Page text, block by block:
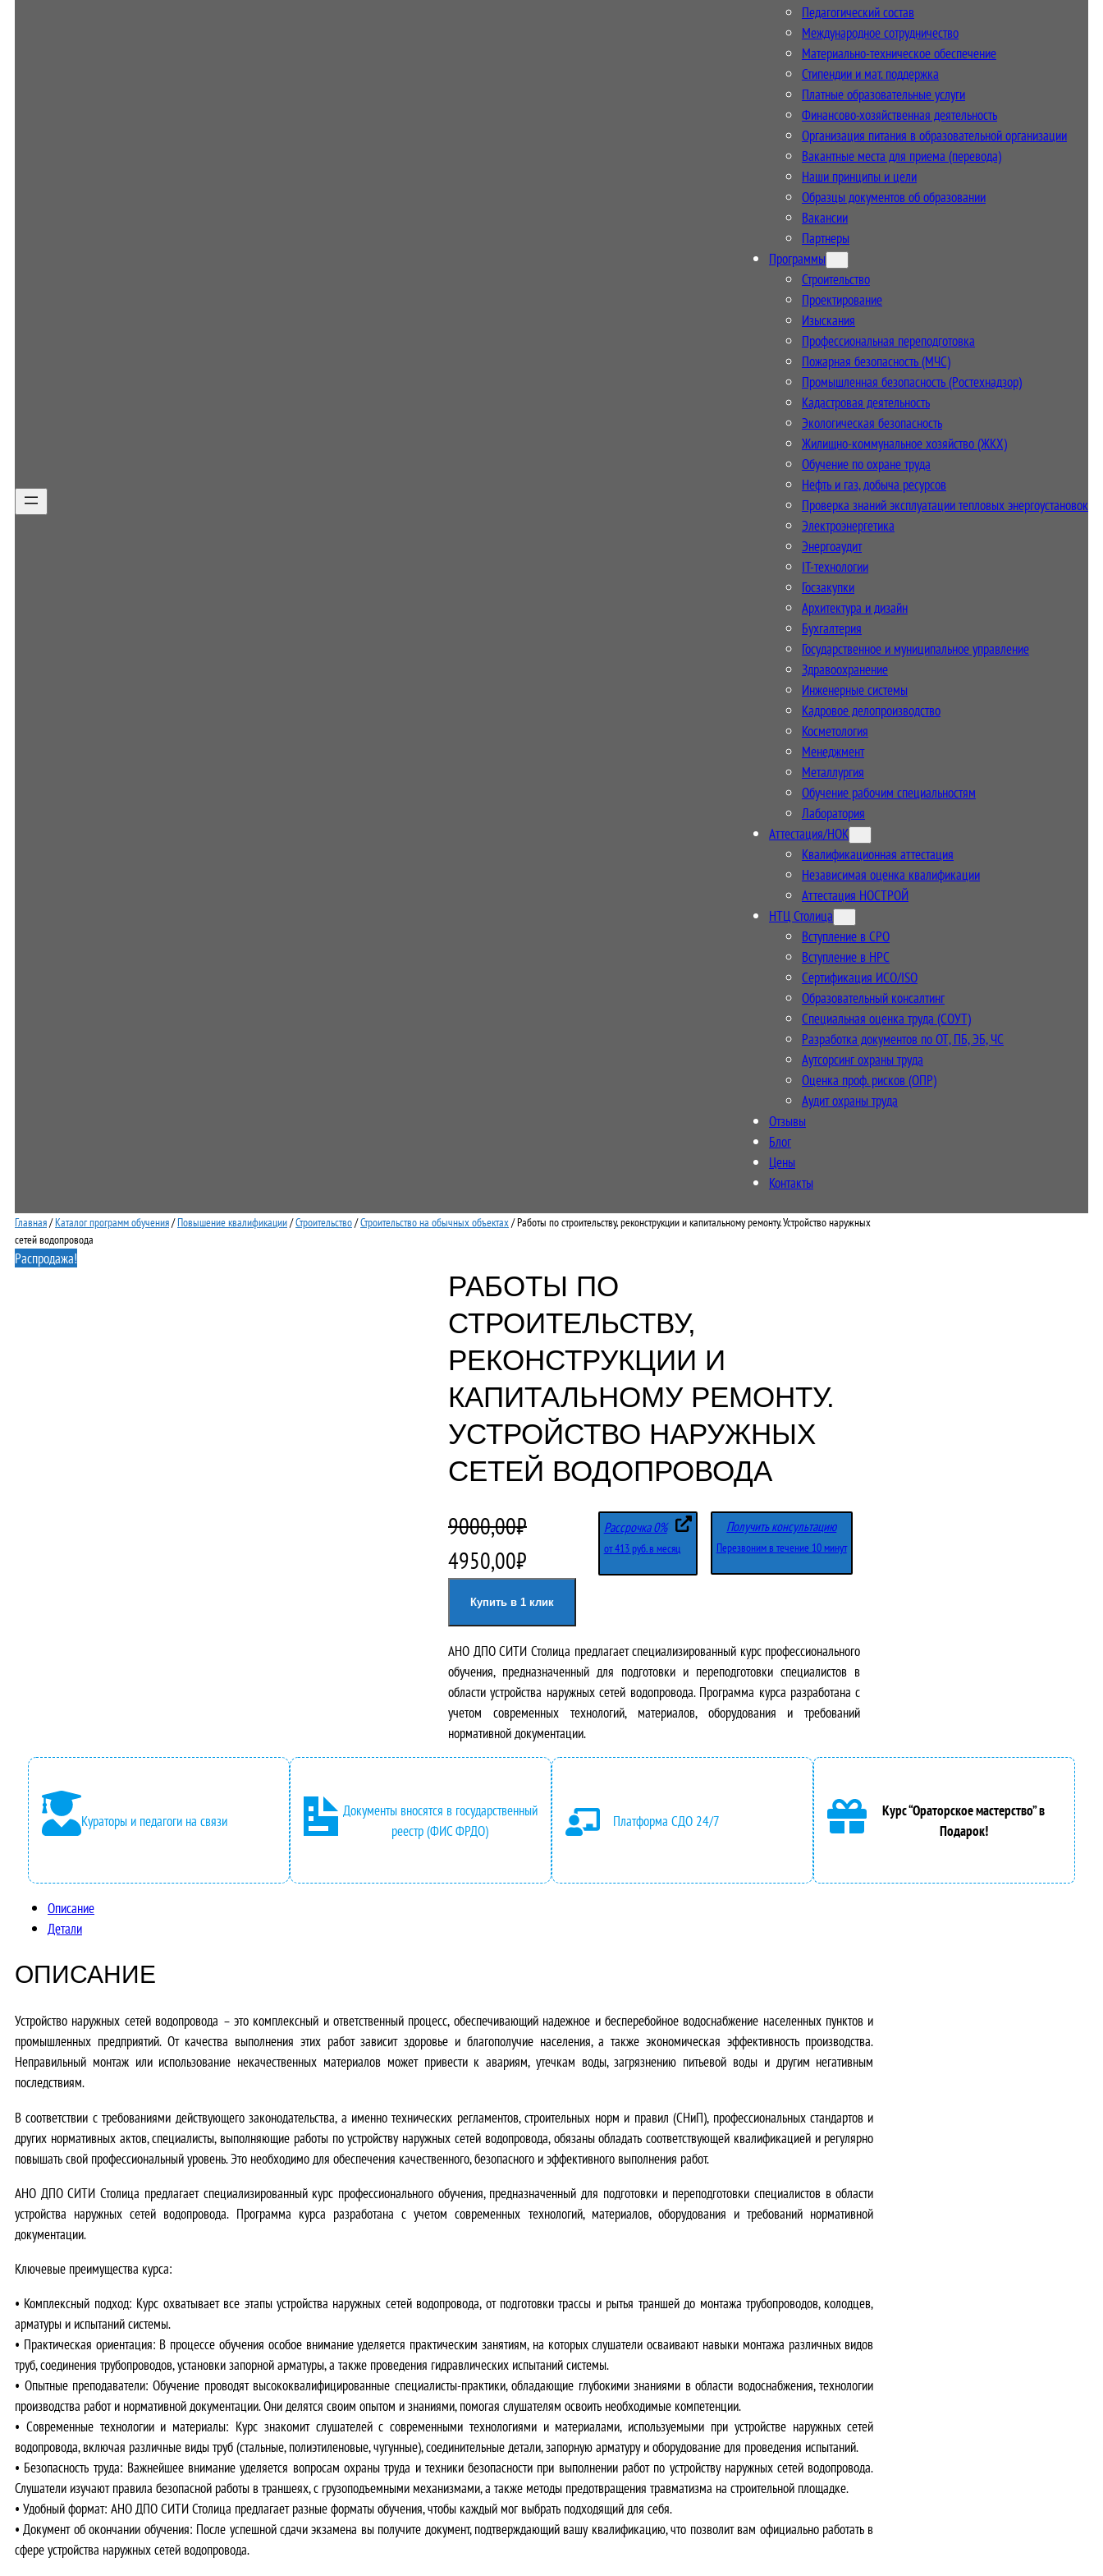
Педагогический состав
Международное сотрудничество
Материально-техническое обеспечение
Стипендии и мат. поддержка
Платные образовательные услуги
Финансово-хозяйственная деятельность
Организация питания в образовательной организации
Вакантные места для приема (перевода)
Наши принципы и цели
Образцы документов об образовании
Вакансии
Партнеры
Программы
Строительство
Проектирование
Изыскания
Профессиональная переподготовка
Пожарная безопасность (МЧС)
Промышленная безопасность (Ростехнадзор)
Кадастровая деятельность
Экологическая безопасность
Жилищно-коммунальное хозяйство (ЖКХ)
Обучение по охране труда
Нефть и газ, добыча ресурсов
Проверка знаний эксплуатации тепловых энергоустановок
Электроэнергетика
Энергоаудит
IT-технологии
Госзакупки
Архитектура и дизайн
Бухгалтерия
Государственное и муниципальное управление
Здравоохранение
Инженерные системы
Кадровое делопроизводство
Косметология
Менеджмент
Металлургия
Обучение рабочим специальностям
Лаборатория
Аттестация/НОК
Квалификационная аттестация
Независимая оценка квалификации
Аттестация НОСТРОЙ
НТЦ Столица
Вступление в СРО
Вступление в НРС
Сертификация ИСО/ISO
Образовательный консалтинг
Специальная оценка труда (СОУТ)
Разработка документов по ОТ, ПБ, ЭБ, ЧС
Аутсорсинг охраны труда
Оценка проф. рисков (ОПР)
Аудит охраны труда
Отзывы
Блог
Цены
Контакты
Главная/Каталог программ обучения/Повышение квалификации/Строительство/Строительство на обычных объектах/ Работы по строительству, реконструкции и капитальному ремонту. Устройство наружных
сетей водопровода
Распродажа!
РАБОТЫ ПО
СТРОИТЕЛЬСТВУ,
РЕКОНСТРУКЦИИ И
КАПИТАЛЬНОМУ РЕМОНТУ.
УСТРОЙСТВО НАРУЖНЫХ
СЕТЕЙ ВОДОПРОВОДА
9000,00₽
П
р
в
о
н
а
ч
а
ц
е
н
а
с
о
а
в
л
я
л
а
9
4950,00₽
е
к
у
щ
а
я
ц
9
5
0
,
0
₽
Рассрочка 0%
от 413 руб. в месяц
Получить консультацию
Перезвоним в течение 10 минут
Купить в 1 клик
АНО ДПО СИТИ Столица предлагает специализированный курс профессионального
обучения, предназначенный для подготовки и переподготовки специалистов в
области устройства наружных сетей водопровода. Программа курса разработана с
учетом современных технологий, материалов, оборудования и требований
нормативной документации.
Кураторы и педагоги на связи
Документы вносятся в государственный
реестр (ФИС ФРДО)
Платформа СДО 24/7
Курс “Ораторское мастерство” в
Подарок!
Описание
Детали
ОПИСАНИЕ
Устройство наружных сетей водопровода – это комплексный и ответственный процесс, обеспечивающий надежное и бесперебойное водоснабжение населенных пунктов и
промышленных предприятий. От качества выполнения этих работ зависит здоровье и благополучие населения, а также экономическая эффективность производства.
Неправильный монтаж или использование некачественных материалов может привести к авариям, утечкам воды, загрязнению питьевой воды и другим негативным
последствиям.
В соответствии с требованиями действующего законодательства, а именнотехнических регламентов, строительных норм и правил (СНиП), профессиональных стандартов и
других нормативных актов, специалисты, выполняющие работы по устройству наружных сетей водопровода, обязаны обладать соответствующей квалификацией и регулярно
повышать свой профессиональный уровень. Это необходимо для обеспечения качественного, безопасного и эффективного выполнения работ.
АНО ДПО СИТИ Столица предлагает специализированный курс профессионального обучения, предназначенный для подготовки и переподготовки специалистов в области
устройства наружных сетей водопровода. Программа курса разработана с учетом современных технологий, материалов, оборудования и требований нормативной
документации.
Ключевые преимущества курса:
• Комплексный подход: Курс охватывает все этапы устройства наружных сетей водопровода, от подготовки трассы и рытья траншей до монтажа трубопроводов, колодцев,
арматуры и испытаний системы.
• Практическая ориентация: В процессе обучения особое внимание уделяется практическим занятиям, на которых слушатели осваивают навыки монтажа различных видов
труб, соединения трубопроводов, установки запорной арматуры, а также проведения гидравлических испытаний системы.
• Опытные преподаватели: Обучение проводят высококвалифицированные специалисты-практики, обладающие глубокими знаниями в области водоснабжения, технологии
производства работ и нормативной документации. Они делятся своим опытом и знаниями, помогая слушателям освоить необходимые компетенции.
• Современные технологии и материалы: Курс знакомит слушателей с современными технологиями и материалами, используемыми при устройстве наружных сетей
водопровода, включая различные виды труб (стальные, полиэтиленовые, чугунные), соединительные детали, запорную арматуру и оборудование для проведения испытаний.
• Безопасность труда: Важнейшее внимание уделяется вопросам охраны труда и техники безопасности при выполнении работ по устройству наружных сетей водопровода.
Слушатели изучают правила безопасной работы в траншеях, с грузоподъемными механизмами, а также методы предотвращения травматизма на строительной площадке.
• Удобный формат: АНО ДПО СИТИ Столица предлагаетразные форматы обучения, чтобы каждый мог выбрать подходящий для себя.
•Документ об окончании обучения: После успешной сдачи экзамена вы получите документ,подтверждающий вашу квалификацию, что позволит вам официально работать в
сфере устройства наружных сетей водопровода.